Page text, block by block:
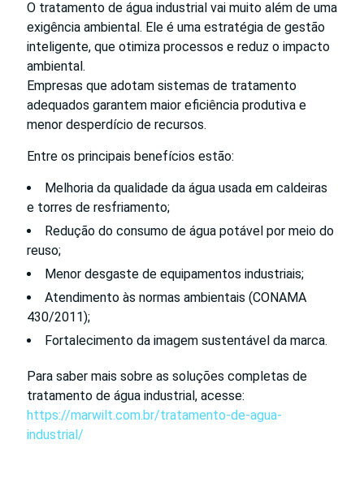
O tratamento de água industrial vai muito além de uma
exigência ambiental. Ele é uma estratégia de gestão
inteligente, que otimiza processos e reduz o impacto
ambiental.
Empresas que adotam sistemas de tratamento
adequados garantem maior eficiência produtiva e
menor desperdício de recursos.
Entre os principais benefícios estão:
Melhoria da qualidade da água usada em caldeiras
e torres de resfriamento;
Redução do consumo de água potável por meio do
reuso;
Menor desgaste de equipamentos industriais;
Atendimento às normas ambientais (CONAMA
430/2011);
Fortalecimento da imagem sustentável da marca.
Para saber mais sobre as soluções completas de
tratamento de água industrial, acesse:
https://marwilt.com.br/tratamento-de-agua-
industrial/